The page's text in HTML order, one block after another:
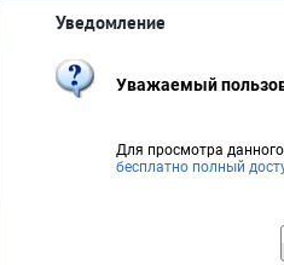
Уведомление
Уважаемый
Для просмотра
бесплатно полный